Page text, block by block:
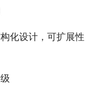
化设计，可扩展性